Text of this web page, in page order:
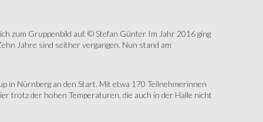
zum Gruppenbild auf. © Stefan Günter Im Jahr 2016 ging
Jahre sind seither vergangen. Nun stand am
in Nürnberg an den Start. Mit etwa 170 Teilnehmerinnen
trotz der hohen Temperaturen, die auch in der Halle nicht